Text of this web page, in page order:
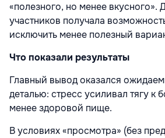
«полезного, но менее вкусного».
участников получала
исключить менее полезный
Что показали результаты
Главный вывод оказался
деталью: стресс усиливал тягу к
менее здоровой пище.
В условиях «просмотра» (без